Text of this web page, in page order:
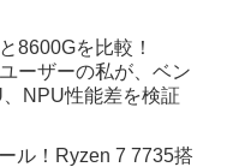
8600Gを比較！
ーザーの私が、ベン
NPU性能差を検証
ル！Ryzen 7 7735搭